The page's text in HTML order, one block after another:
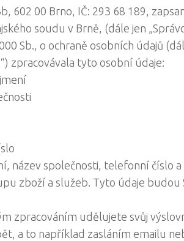
602 00 Brno, IČ: 293 68 189,
soudu v Brně, (dále jen
Sb., o ochraně osobních údajů
zpracovávala tyto osobní údaje:
název společnosti, telefonní číslo
zboží a služeb. Tyto údaje budou
zpracováním udělujete svůj
a to například zasláním emailu